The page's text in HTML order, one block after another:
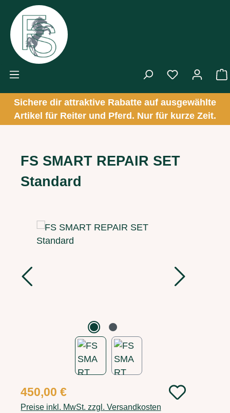
Zum Hauptinhalt springen
Sichere dir attraktive Rabatte auf ausgewählte
Artikel für Reiter und Pferd. Nur für kurze Zeit.
FS SMART REPAIR SET
Standard
Bildergalerie überspringen
Regulärer Preis:
450,00 €
Preise inkl. MwSt. zzgl. Versandkosten